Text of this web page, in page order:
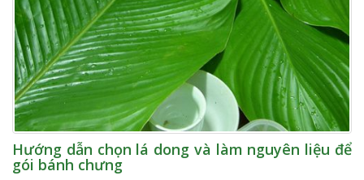
Hướng dẫn chọn lá dong và làm nguyên liệu để
gói bánh chưng